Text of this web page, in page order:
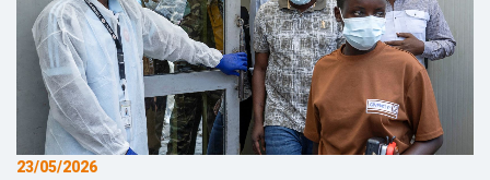
23/05/2026